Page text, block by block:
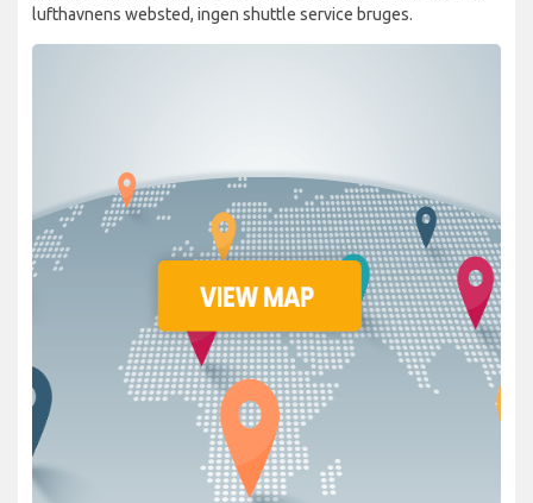
lufthavnens websted, ingen shuttle service bruges.